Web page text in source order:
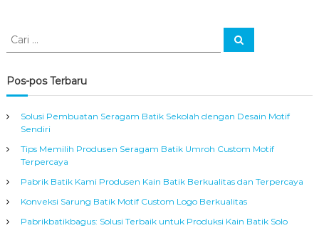
C
:
C
a
Pos-pos Terbaru
Solusi Pembuatan Seragam Batik Sekolah dengan Desain Motif
Sendiri
Tips Memilih Produsen Seragam Batik Umroh Custom Motif
Terpercaya
Pabrik Batik Kami Produsen Kain Batik Berkualitas dan Terpercaya
Konveksi Sarung Batik Motif Custom Logo Berkualitas
Pabrikbatikbagus: Solusi Terbaik untuk Produksi Kain Batik Solo